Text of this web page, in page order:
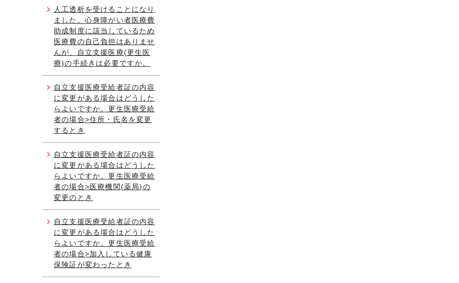
人工透析を受けることになり
ました。心身障がい者医療費
助成制度に該当しているため
医療費の自己負担はありませ
んが、自立支援医療(更生医
療)の手続きは必要ですか。
自立支援医療受給者証の内容
に変更がある場合はどうした
らよいですか。更生医療受給
者の場合>住所・氏名を変更
するとき
自立支援医療受給者証の内容
に変更がある場合はどうした
らよいですか。更生医療受給
者の場合>医療機関(薬局)の
変更のとき
自立支援医療受給者証の内容
に変更がある場合はどうした
らよいですか。更生医療受給
者の場合>加入している健康
保険証が変わったとき